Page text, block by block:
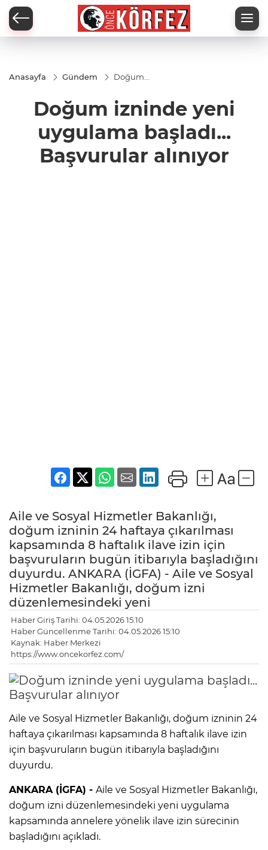
Anasayfa Gündem
Doğum
uygulama
başladı...
Başvurular
alınıyor
Doğum izninde yeni
uygulama başladı...
Başvurular alınıyor
Aile ve Sosyal Hizmetler Bakanlığı,
doğum izninin 24 haftaya çıkarılması
kapsamında 8 haftalık ilave izin için
başvuruların bugün itibarıyla başladığını
duyurdu. ANKARA (İGFA) - Aile ve Sosyal
Hizmetler Bakanlığı, doğum izni
düzenlemesindeki yeni
Haber Giriş Tarihi: 04.05.2026 15:10
Haber Güncellenme Tarihi: 04.05.2026 15:10
Kaynak: Haber Merkezi
https://www.oncekorfez.com/
Aile ve Sosyal Hizmetler Bakanlığı, doğum izninin 24
haftaya çıkarılması kapsamında 8 haftalık ilave izin
için başvuruların bugün itibarıyla başladığını
duyurdu.
ANKARA (İGFA) - Aile ve Sosyal Hizmetler Bakanlığı,
doğum izni düzenlemesindeki yeni uygulama
kapsamında annelere yönelik ilave izin sürecinin
başladığını açıkladı.